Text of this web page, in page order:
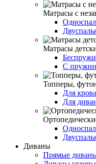
Матрасы с
Матрасы
С
Топперы,
Для
Для
Диваны
Прямые